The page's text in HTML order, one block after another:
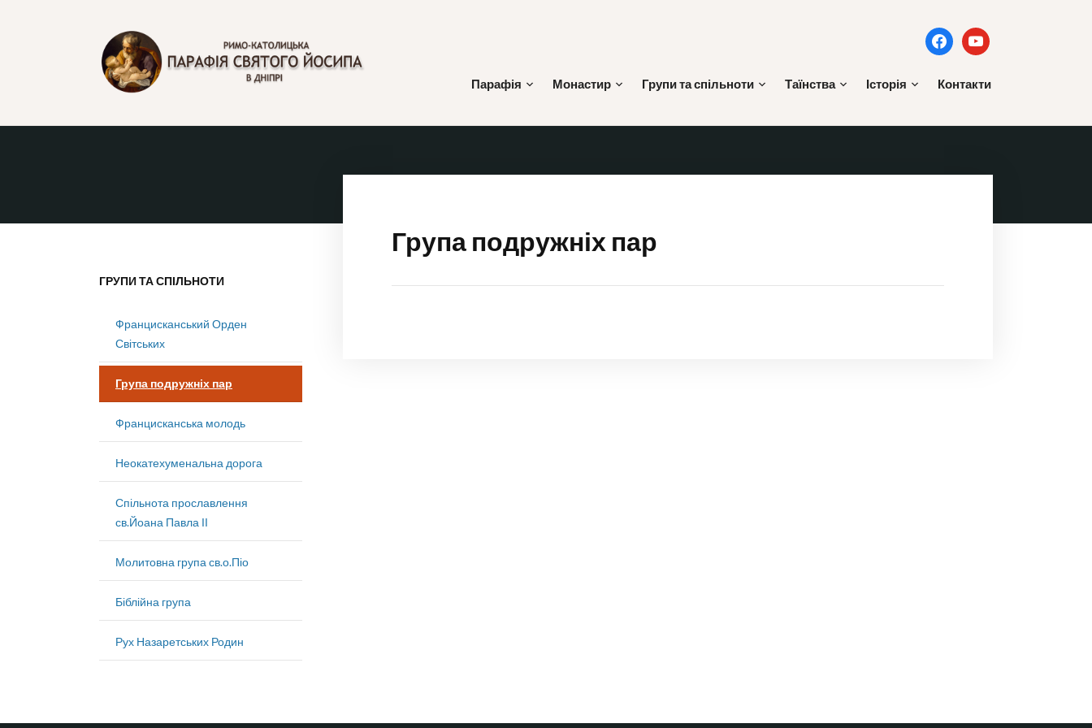
facebookyoutube
Парафія Монастир Групи та спільноти Таїнства Історія Контакти
Група подружніх пар
ГРУПИ ТА СПІЛЬНОТИ
Францисканський Орден
Світських
Група подружніх пар
Францисканська молодь
Неокатехуменальна дорога
Спільнота прославлення
св.Йоана Павла ІІ
Молитовна група св.о.Піо
Біблійна група
Рух Назаретських Родин